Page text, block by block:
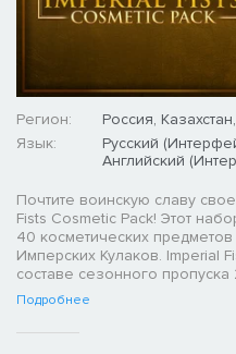
Регион:
Россия,
Язык:
Русский
Английский
Почтите воинскую славу
Fists Cosmetic Pack! Этот
40 косметических
Имперских Кулаков. Imperial
составе сезонного пропуска
Подробнее